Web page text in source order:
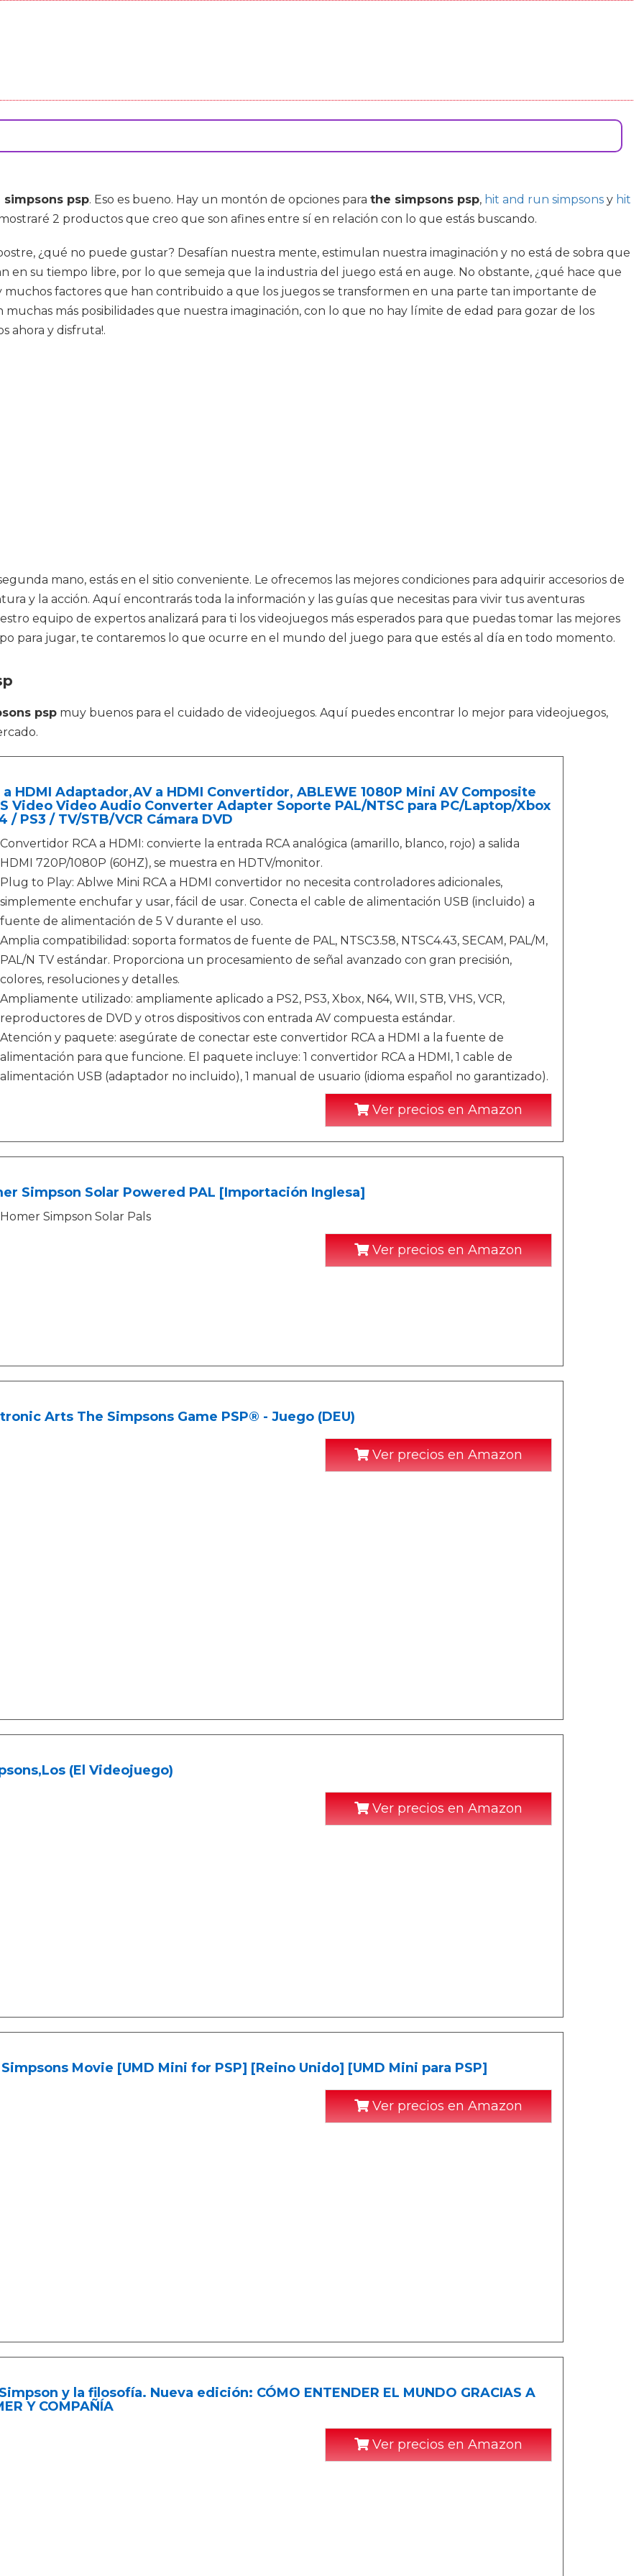
simpsons psp. Eso es bueno. Hay un montón de opciones para the simpsons psp, hit and run simpsons y hit
2 productos que creo que son afines entre sí en relación con lo que estás buscando.
¿qué no puede gustar? Desafían nuestra mente, estimulan nuestra imaginación y no está de sobra que
en su tiempo libre, por lo que semeja que la industria del juego está en auge. No obstante, ¿qué hace que
muchos factores que han contribuido a que los juegos se transformen en una parte tan importante de
más posibilidades que nuestra imaginación, con lo que no hay límite de edad para gozar de los
ahora y disfruta!.
mano, estás en el sitio conveniente. Le ofrecemos las mejores condiciones para adquirir accesorios de
y la acción. Aquí encontrarás toda la información y las guías que necesitas para vivir tus aventuras
equipo de expertos analizará para ti los videojuegos más esperados para que puedas tomar las mejores
para jugar, te contaremos lo que ocurre en el mundo del juego para que estés al día en todo momento.
psp muy buenos para el cuidado de videojuegos. Aquí puedes encontrar lo mejor para videojuegos,
a HDMI Adaptador,AV a HDMI Convertidor, ABLEWE 1080P Mini AV Composite
Video Video Audio Converter Adapter Soporte PAL/NTSC para PC/Laptop/Xbox
/ PS3 / TV/STB/VCR Cámara DVD
Convertidor RCA a HDMI: convierte la entrada RCA analógica (amarillo, blanco, rojo) a salida
HDMI 720P/1080P (60HZ), se muestra en HDTV/monitor.
Plug to Play: Ablwe Mini RCA a HDMI convertidor no necesita controladores adicionales,
simplemente enchufar y usar, fácil de usar. Conecta el cable de alimentación USB (incluido) a
fuente de alimentación de 5 V durante el uso.
Amplia compatibilidad: soporta formatos de fuente de PAL, NTSC3.58, NTSC4.43, SECAM, PAL/M,
PAL/N TV estándar. Proporciona un procesamiento de señal avanzado con gran precisión,
colores, resoluciones y detalles.
Ampliamente utilizado: ampliamente aplicado a PS2, PS3, Xbox, N64, WII, STB, VHS, VCR,
reproductores de DVD y otros dispositivos con entrada AV compuesta estándar.
Atención y paquete: asegúrate de conectar este convertidor RCA a HDMI a la fuente de
alimentación para que funcione. El paquete incluye: 1 convertidor RCA a HDMI, 1 cable de
alimentación USB (adaptador no incluido), 1 manual de usuario (idioma español no garantizado).
Ver precios en Amazon
Simpson Solar Powered PAL [Importación Inglesa]
Homer Simpson Solar Pals
Ver precios en Amazon
Arts The Simpsons Game PSP® - Juego (DEU)
Ver precios en Amazon
(El Videojuego)
Ver precios en Amazon
Movie [UMD Mini for PSP] [Reino Unido] [UMD Mini para PSP]
Ver precios en Amazon
y la filosofía. Nueva edición: CÓMO ENTENDER EL MUNDO GRACIAS A
Y COMPAÑÍA
Ver precios en Amazon